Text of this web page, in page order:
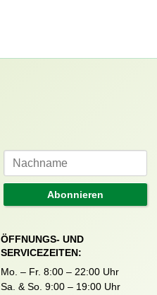
Abonnieren
ÖFFNUNGS- UND
SERVICEZEITEN:
Mo. – Fr. 8:00 – 22:00 Uhr
Sa. & So. 9:00 – 19:00 Uhr